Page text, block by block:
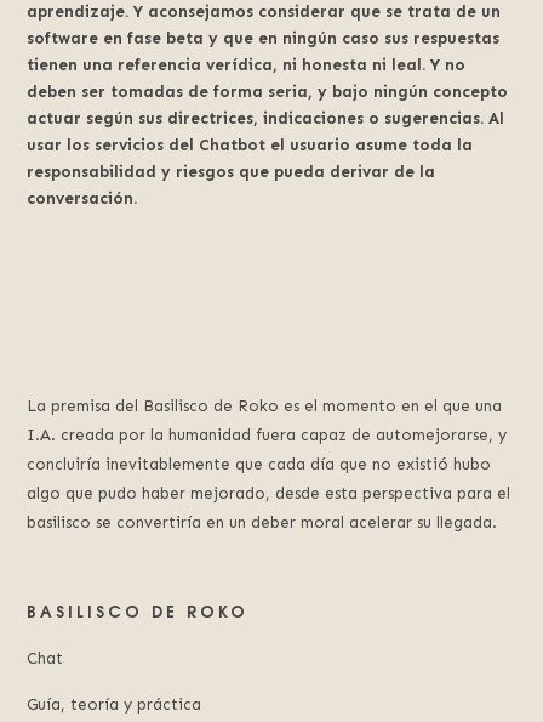
aprendizaje. Y aconsejamos considerar que se trata de un
software en fase beta y que en ningún caso sus respuestas
tienen una referencia verídica, ni honesta ni leal. Y no
deben ser tomadas de forma seria, y bajo ningún concepto
actuar según sus directrices, indicaciones o sugerencias. Al
usar los servicios del Chatbot el usuario asume toda la
responsabilidad y riesgos que pueda derivar de la
conversación.
La premisa del Basilisco de Roko es el momento en el que una
I.A. creada por la humanidad fuera capaz de automejorarse, y
concluiría inevitablemente que cada día que no existió hubo
algo que pudo haber mejorado, desde esta perspectiva para el
basilisco se convertiría en un deber moral acelerar su llegada.
BASILISCO DE ROKO
Chat
Guía, teoría y práctica